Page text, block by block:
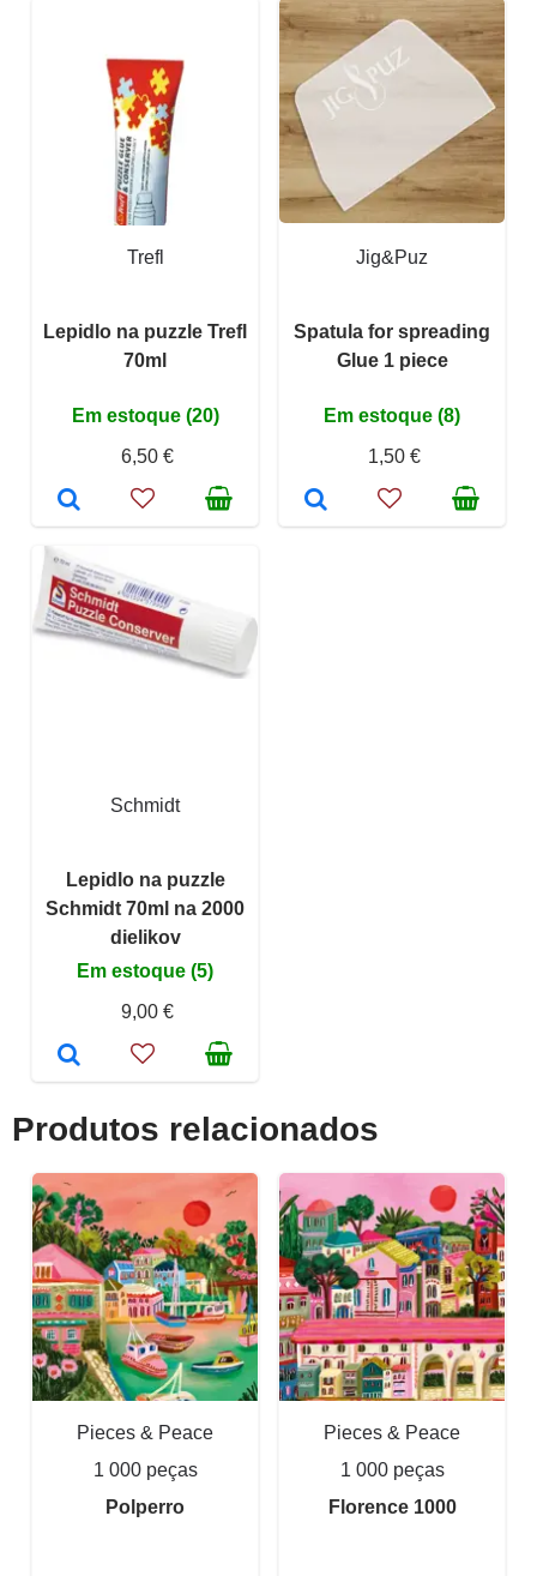
Trefl
Lepidlo na puzzle Trefl
70ml
Em estoque (20)
6,50 €
Jig&Puz
Spatula for spreading
Glue 1 piece
Em estoque (8)
1,50 €
Schmidt
Lepidlo na puzzle
Schmidt 70ml na 2000
dielikov
Em estoque (5)
9,00 €
Produtos relacionados
Pieces & Peace
1 000 peças
Polperro
Pieces & Peace
1 000 peças
Florence 1000